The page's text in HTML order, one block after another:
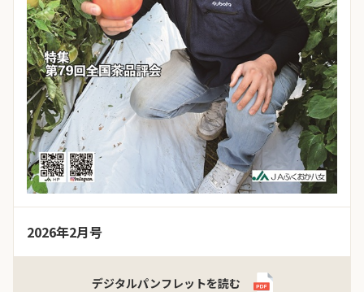
2026年2月号
デジタルパンフレットを読む